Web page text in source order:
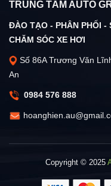
TRUNG TÂM AUTO
ĐÀO TẠO - PHÂN PHỐI -
CHĂM SÓC XE HƠI
Số 86A Trương Văn
An
0984 576 888
Copyright © 2025